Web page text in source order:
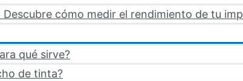
cómo medir el rendimiento de tu
qué sirve?
de tinta?